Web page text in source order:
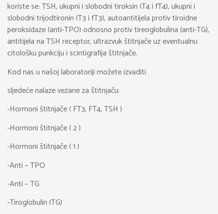
koriste se: TSH, ukupni i slobodni tiroksin (T4 i fT4), ukupni i
slobodni trijodtironin (T3 i fT3), autoantitijela protiv tiroidne
peroksidaze (anti-TPO) odnosno protiv tireoglobulina (anti-TG),
antitijela na TSH receptor, ultrazvuk štitnjače uz eventualnu
citološku punkciju i scintigrafija štitnjače.
Kod nas u našoj laboratoriji možete izvaditi
sljedeće nalaze vezane za štitnjaču:
-Hormoni štitnjače ( FT3, FT4, TSH )
-Hormoni štitnjače ( 2 )
-Hormoni štitnjače ( 1 )
-Anti – TPO
-Anti – TG
-Tiroglobulin (TG)